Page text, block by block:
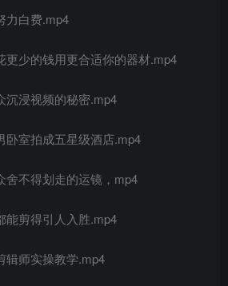
力白费.mp4
更少的钱用更合适你的器材.mp4
沉浸视频的秘密.mp4
卧室拍成五星级酒店.mp4
舍不得划走的运镜，mp4
能剪得引人入胜.mp4
辑师实操教学.mp4